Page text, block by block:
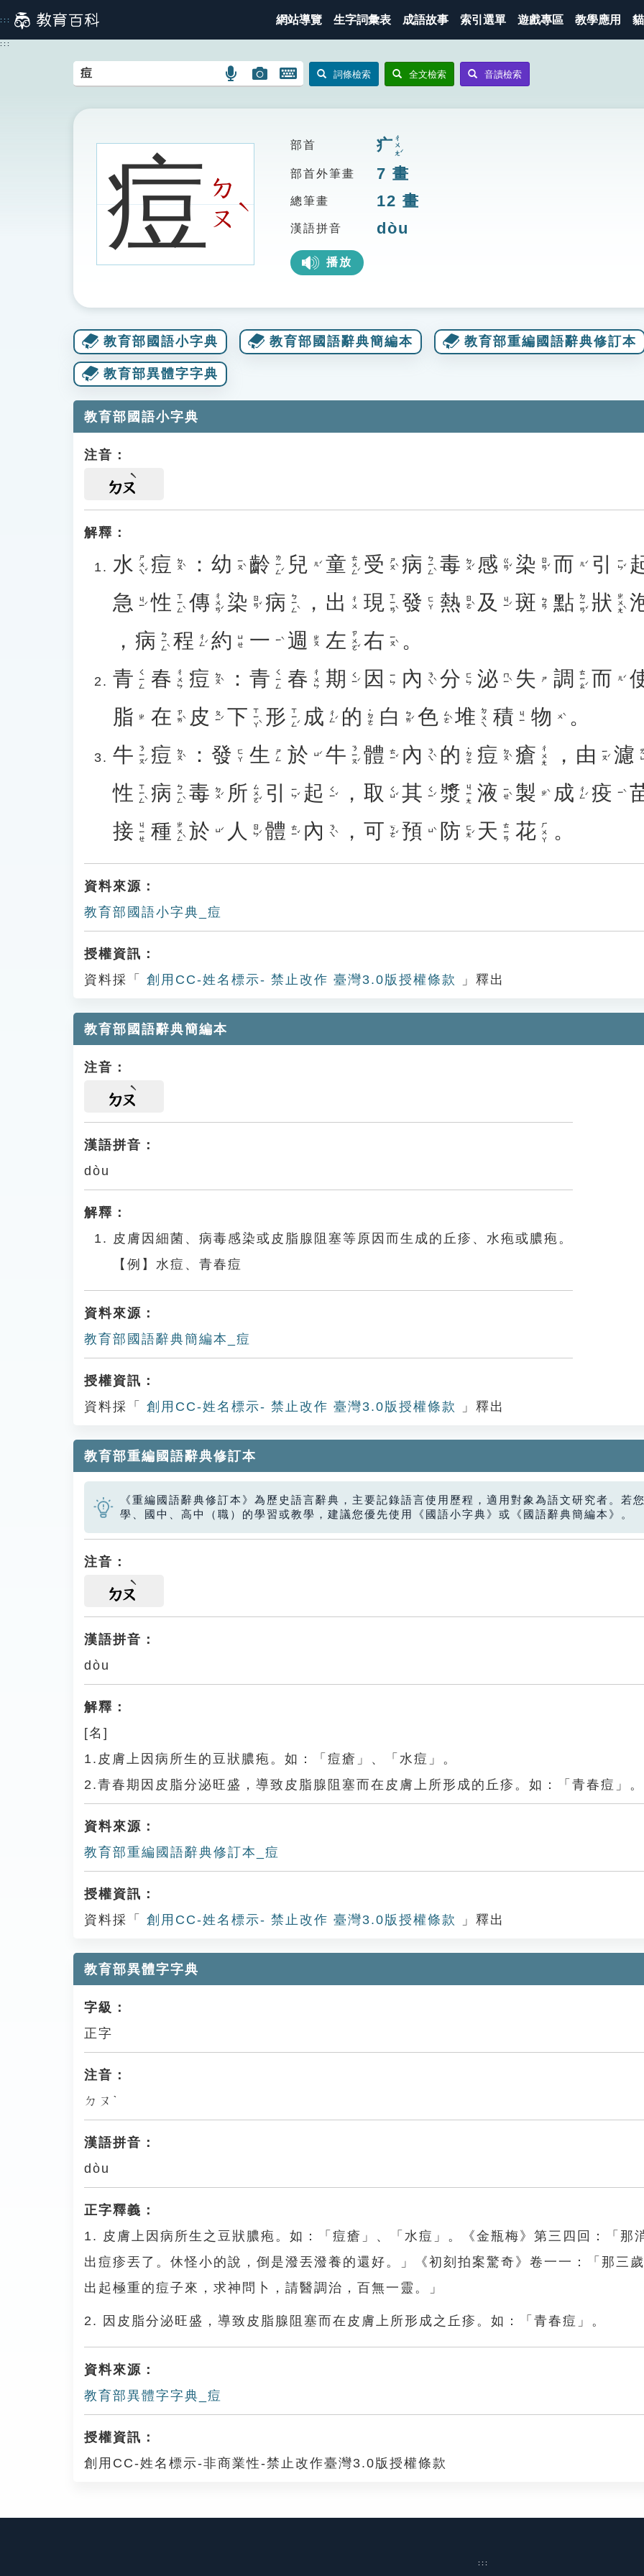
到
主
::: 網站導覽 生字詞彙表 成語故事 索引選單 遊戲專區 教學應用
:::
語
搜
圖
圖
搜
開
鍵
圖
詞條檢索 全文檢索 音讀檢索
痘ㄉ
ㄡ
ˋ
部首 疒ㄔㄨㄤˊ
部首外筆畫 7 畫
總筆畫 12 畫
漢語拼音 dòu
播放
教育部國語小字典 教育部國語辭典簡編本 教育部重編國語辭典修訂本
教育部異體字字典
教育部國語小字典
注音：
ㄉㄡ
解釋：
水 ㄕㄨㄟˇ 痘 ㄉㄡˋ ： 幼 ㄧㄡˋ 齡 ㄌㄧㄥˊ 兒 ㄦˊ 童 ㄊㄨㄥˊ 受 ㄕㄡˋ 病 ㄅㄧㄥˋ 毒 ㄉㄨˊ 感 ㄍㄢˇ 染 ㄖㄢˇ 而 ㄦˊ 引 ㄧㄣˇ
急 ㄐㄧˊ 性 ㄒㄧㄥˋ 傳 ㄔㄨㄢˊ 染 ㄖㄢˇ 病 ㄅㄧㄥˋ ， 出 ㄔㄨ 現 ㄒㄧㄢˋ 發 ㄈㄚ 熱 ㄖㄜˋ 及 ㄐㄧˊ 斑 ㄅㄢ 點 ㄉㄧㄢˇ 狀 ㄓㄨㄤˋ
， 病 ㄅㄧㄥˋ 程 ㄔㄥˊ 約 ㄩㄝ 一 ㄧˋ 週 ㄓㄡ 左 ㄗㄨㄛˇ 右 ㄧㄡˋ 。
青 ㄑㄧㄥ 春 ㄔㄨㄣ 痘 ㄉㄡˋ ： 青 ㄑㄧㄥ 春 ㄔㄨㄣ 期 ㄑㄧˊ 因 ㄧㄣ 內 ㄋㄟˋ 分 ㄈㄣ 泌 ㄇㄧˋ 失 ㄕ 調 ㄊㄧㄠˊ 而 ㄦˊ
脂
ㄓ 在 ㄗㄞˋ 皮 ㄆㄧˊ 下 ㄒㄧㄚˋ 形 ㄒㄧㄥˊ 成 ㄔㄥˊ 的 ˙ㄉㄜ 白 ㄅㄞˊ 色 ㄙㄜˋ 堆 ㄉㄨㄟ 積 ㄐㄧ 物 ㄨˋ
。
牛 ㄋㄧㄡˊ 痘 ㄉㄡˋ ： 發 ㄈㄚ 生 ㄕㄥ 於 ㄩˊ 牛 ㄋㄧㄡˊ 體 ㄊㄧˇ 內 ㄋㄟˋ 的 ˙ㄉㄜ 痘 ㄉㄡˋ 瘡 ㄔㄨㄤ ， 由 ㄧㄡˊ 濾
性 ㄒㄧㄥˋ 病 ㄅㄧㄥˋ 毒 ㄉㄨˊ 所 ㄙㄨㄛˇ 引 ㄧㄣˇ 起 ㄑㄧˇ ， 取 ㄑㄩˇ 其 ㄑㄧˊ 漿 ㄐㄧㄤ 液 ㄧㄝˋ 製 ㄓˋ 成 ㄔㄥˊ 疫 ㄧˋ
接 ㄐㄧㄝ 種 ㄓㄨㄥˋ 於 ㄩˊ 人 ㄖㄣˊ 體 ㄊㄧˇ 內 ㄋㄟˋ ， 可 ㄎㄜˇ 預 ㄩˋ 防 ㄈㄤˊ 天 ㄊㄧㄢ 花 ㄏㄨㄚ 。
資料來源：
教育部國語小字典_痘
授權資訊：
資料採「
創用CC-姓名標示- 禁止改作 臺灣3.0版授權條款 」釋出
教育部國語辭典簡編本
注音：
ㄉㄡ
漢語拼音：
dòu
解釋：
皮膚因細菌、病毒感染或皮脂腺阻塞等原因而生成的丘疹、水疱或膿疱。
【例】水痘、青春痘
資料來源：
教育部國語辭典簡編本_痘
授權資訊：
資料採「
創用CC-姓名標示- 禁止改作 臺灣3.0版授權條款 」釋出
教育部重編國語辭典修訂本
《重編國語辭典修訂本》為歷史語言辭典，主要記錄語言使用歷程，適用對象為語文研究者。若
學、國中、高中（職）的學習或教學，建議您優先使用《國語小字典》或《國語辭典簡編本》。
注音：
ㄉㄡ
漢語拼音：
dòu
解釋：
[名]
1.皮膚上因病所生的豆狀膿疱。如：「痘瘡」、「水痘」。
2.青春期因皮脂分泌旺盛，導致皮脂腺阻塞而在皮膚上所形成的丘疹。如：「青春痘」。
資料來源：
教育部重編國語辭典修訂本_痘
授權資訊：
資料採「
創用CC-姓名標示- 禁止改作 臺灣3.0版授權條款 」釋出
教育部異體字字典
字級：
正字
注音：
ㄉㄡˋ
漢語拼音：
dòu
正字釋義：
1. 皮膚上因病所生之豆狀膿疱。如：「痘瘡」、「水痘」。《金瓶梅》第三四回：「那
出痘疹丟了。休怪小的說，倒是潑丟潑養的還好。」《初刻拍案驚奇》卷一一：「那三
出起極重的痘子來，求神問卜，請醫調治，百無一靈。」
2. 因皮脂分泌旺盛，導致皮脂腺阻塞而在皮膚上所形成之丘疹。如：「青春痘」。
資料來源：
教育部異體字字典_痘
授權資訊：
創用CC-姓名標示-非商業性-禁止改作臺灣3.0版授權條款
:::